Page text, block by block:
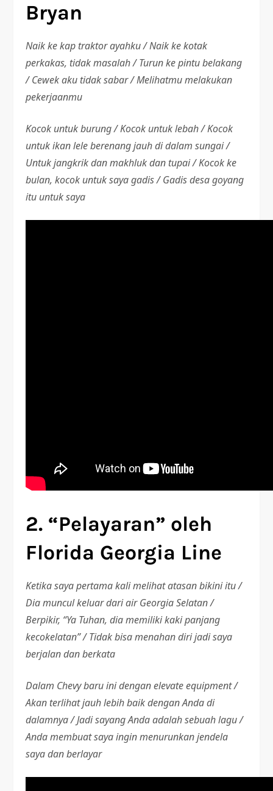
Bryan
Naik ke kap traktor ayahku / Naik ke kotak
perkakas, tidak masalah / Turun ke pintu belakang
/ Cewek aku tidak sabar / Melihatmu melakukan
pekerjaanmu
Kocok untuk burung / Kocok untuk lebah / Kocok
untuk ikan lele berenang jauh di dalam sungai /
Untuk jangkrik dan makhluk dan tupai / Kocok ke
bulan, kocok untuk saya gadis / Gadis desa goyang
itu untuk saya
2. “Pelayaran” oleh
Florida Georgia Line
Ketika saya pertama kali melihat atasan bikini itu /
Dia muncul keluar dari air Georgia Selatan /
Berpikir, “Ya Tuhan, dia memiliki kaki panjang
kecokelatan” / Tidak bisa menahan diri jadi saya
berjalan dan berkata
Dalam Chevy baru ini dengan elevate equipment /
Akan terlihat jauh lebih baik dengan Anda di
dalamnya / Jadi sayang Anda adalah sebuah lagu /
Anda membuat saya ingin menurunkan jendela
saya dan berlayar